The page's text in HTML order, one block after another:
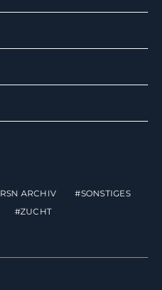
RSN ARCHIV
SONSTIGES
ZUCHT